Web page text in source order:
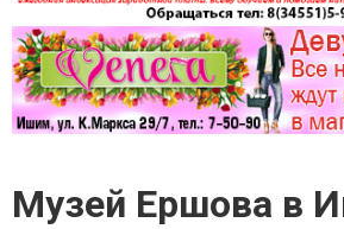
Музей Ершова в